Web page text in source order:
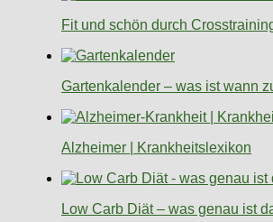
Fit und schön durch
Gartenkalender – was ist wann
Alzheimer | Krankheitslexikon
Low Carb Diät – was genau ist